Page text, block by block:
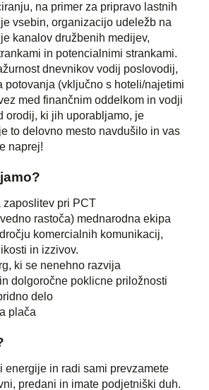
na primer za pripravo lastnih
vsebin, organizacijo udeležb na
kanalov družbenih medijev,
in potencialnimi strankami.
dnevnikov vodij poslovodij,
potovanja (vključno s hoteli/najetimi
med finančnim oddelkom in vodji
orodij, ki jih uporabljamo, je
to delovno mesto navdušilo in vas
naprej!
zaposlitev pri PCT
rastoča) mednarodna ekipa
komercialnih komunikacij,
in izzivov.
ki se nenehno razvija
dolgoročne poklicne priložnosti
delo
plača
energije in radi sami prevzamete
predani in imate podjetniški duh.